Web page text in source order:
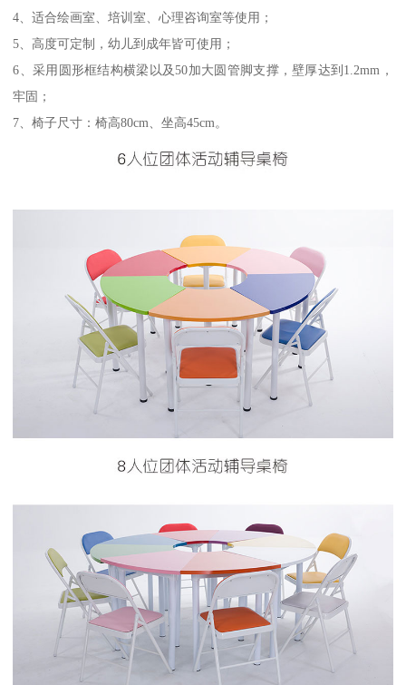
4、适合绘画室、培训室、心理咨询室等使用；
5、高度可定制，幼儿到成年皆可使用；
6、采用圆形框结构横梁以及50加大圆管脚支撑，壁厚达到1.2mm，
牢固；
7、椅子尺寸：椅高80cm、坐高45cm。